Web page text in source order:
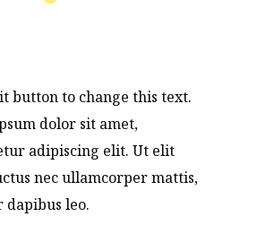
button to change this text.
dolor sit amet,
adipiscing elit. Ut elit
nec ullamcorper mattis,
leo.